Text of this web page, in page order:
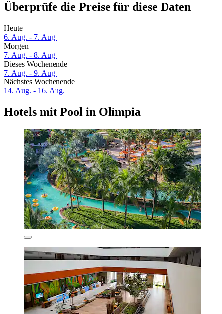
Überprüfe die Preise für diese Daten
Heute
6. Aug. - 7. Aug.
Morgen
7. Aug. - 8. Aug.
Dieses Wochenende
7. Aug. - 9. Aug.
Nächstes Wochenende
14. Aug. - 16. Aug.
Hotels mit Pool in Olímpia